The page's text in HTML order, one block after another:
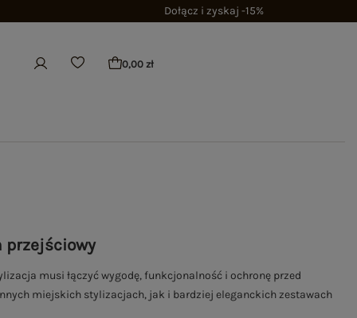
Dołącz i zyskaj -15%
0,00 zł
przejściowy
musi łączyć wygodę, funkcjonalność i ochronę przed
miejskich stylizacjach, jak i bardziej eleganckich zestawach